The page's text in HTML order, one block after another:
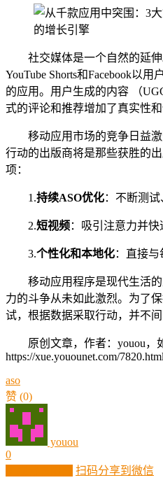
社交媒体是一个自然的延伸
YouTube Shorts和Facebook以
的应用。用户生成的内容 （
式的评论和推荐增加了真实性和
移动应用市场的竞争日益
行动的出版商将是那些获胜的
项：
1.持续ASO优化：不断测试
2.短视频：吸引注意力并快
3.个性化和本地化：直接与
移动应用程序是现代生活
力的斗争从未如此激烈。为了
试，根据数据采取行动，并不间
原创文章，作者：youou，
https://xue.youounet.com/7820.html
aso
赞 (0)
youou
0
扫码分享到微信